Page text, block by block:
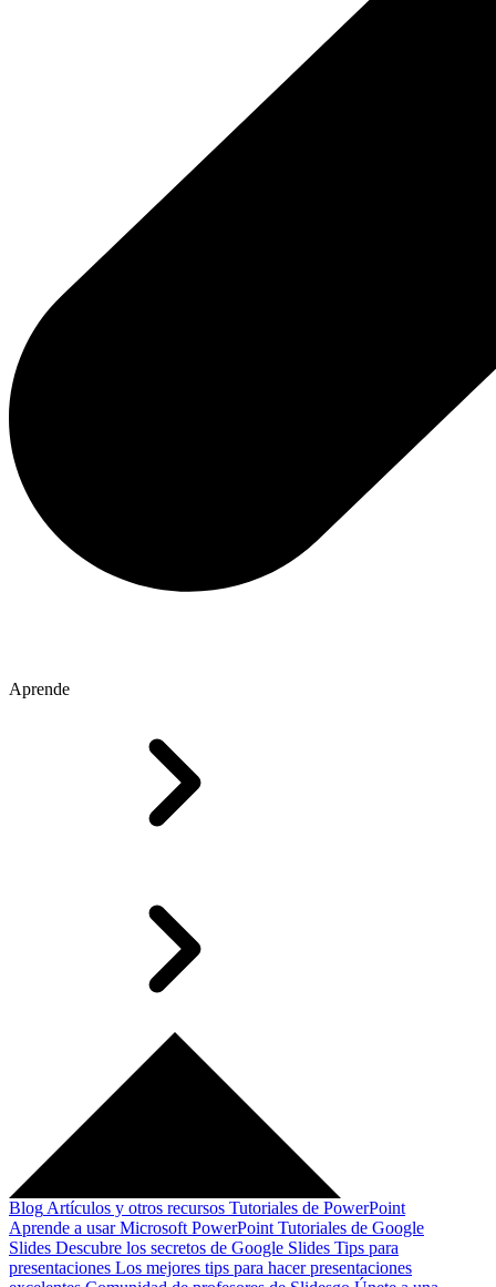
Aprende
Blog Artículos y otros recursos Tutoriales de PowerPoint
Aprende a usar Microsoft PowerPoint Tutoriales de Google
Slides Descubre los secretos de Google Slides Tips para
presentaciones Los mejores tips para hacer presentaciones